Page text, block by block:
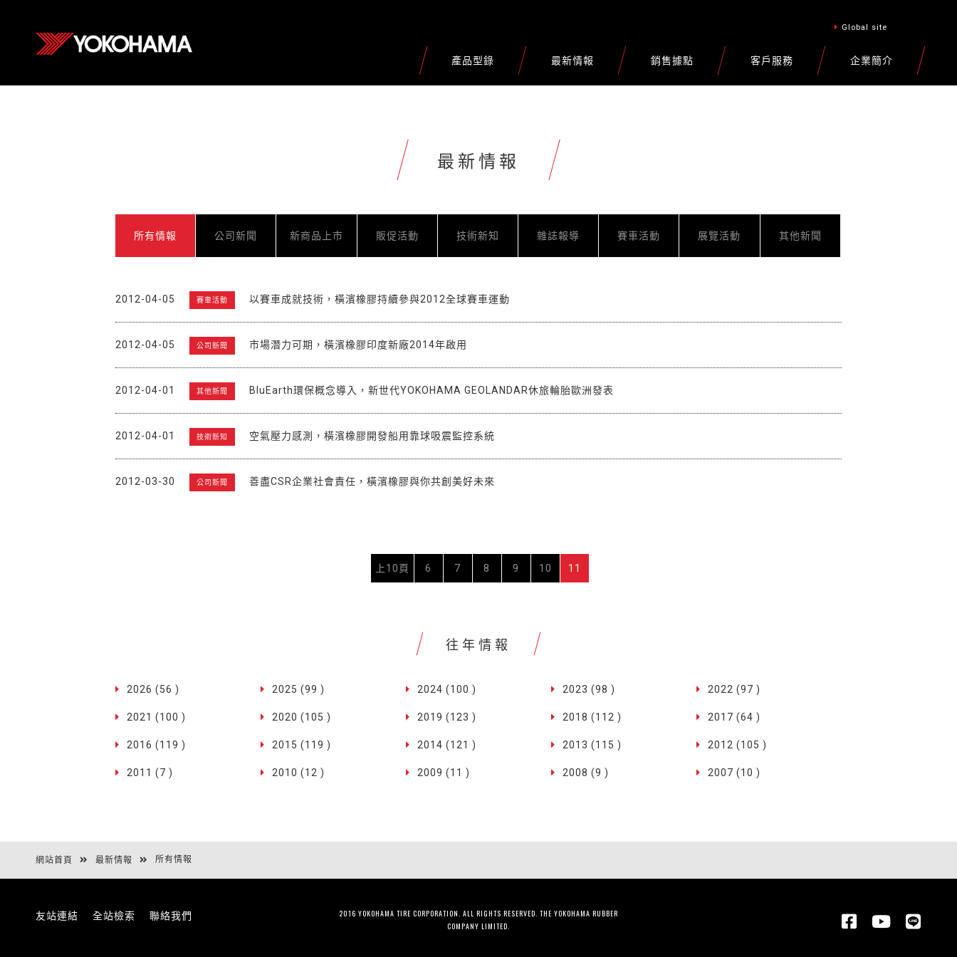
Global site
產品型錄 最新情報 銷售據點 客戶服務 企業簡介
最新情報
所有情報 公司新聞 新商品上市 販促活動 技術新知 雜誌報導 賽車活動 展覽活動 其他新聞
2012-04-05 賽車活動 以賽車成就技術，橫濱橡膠持續參與2012全球賽車運動
2012-04-05 公司新聞 市場潛力可期，橫濱橡膠印度新廠2014年啟用
2012-04-01 其他新聞 BluEarth環保概念導入，新世代YOKOHAMA GEOLANDAR休旅輪胎歐洲發表
2012-04-01 技術新知 空氣壓力感測，橫濱橡膠開發船用靠球吸震監控系統
2012-03-30 公司新聞 善盡CSR企業社會責任，橫濱橡膠與你共創美好未來
上10頁 6 7 8 9 10 11
往年情報
2026 (56 ) 2025 (99 ) 2024 (100 ) 2023 (98 ) 2022 (97 )
2021 (100 ) 2020 (105 ) 2019 (123 ) 2018 (112 ) 2017 (64 )
2016 (119 ) 2015 (119 ) 2014 (121 ) 2013 (115 ) 2012 (105 )
2011 (7 ) 2010 (12 ) 2009 (11 ) 2008 (9 ) 2007 (10 )
網站首頁 最新情報 所有情報
友站連結 全站檢索 聯絡我們
2016 YOKOHAMA TIRE CORPORATION. ALL RIGHTS RESERVED. THE YOKOHAMA RUBBER
COMPANY LIMITED.